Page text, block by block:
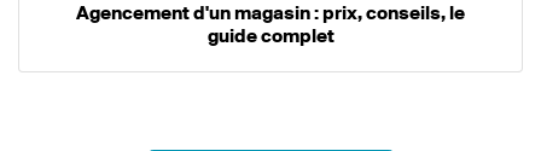
Agencement d'un magasin : prix, conseils, le
guide complet